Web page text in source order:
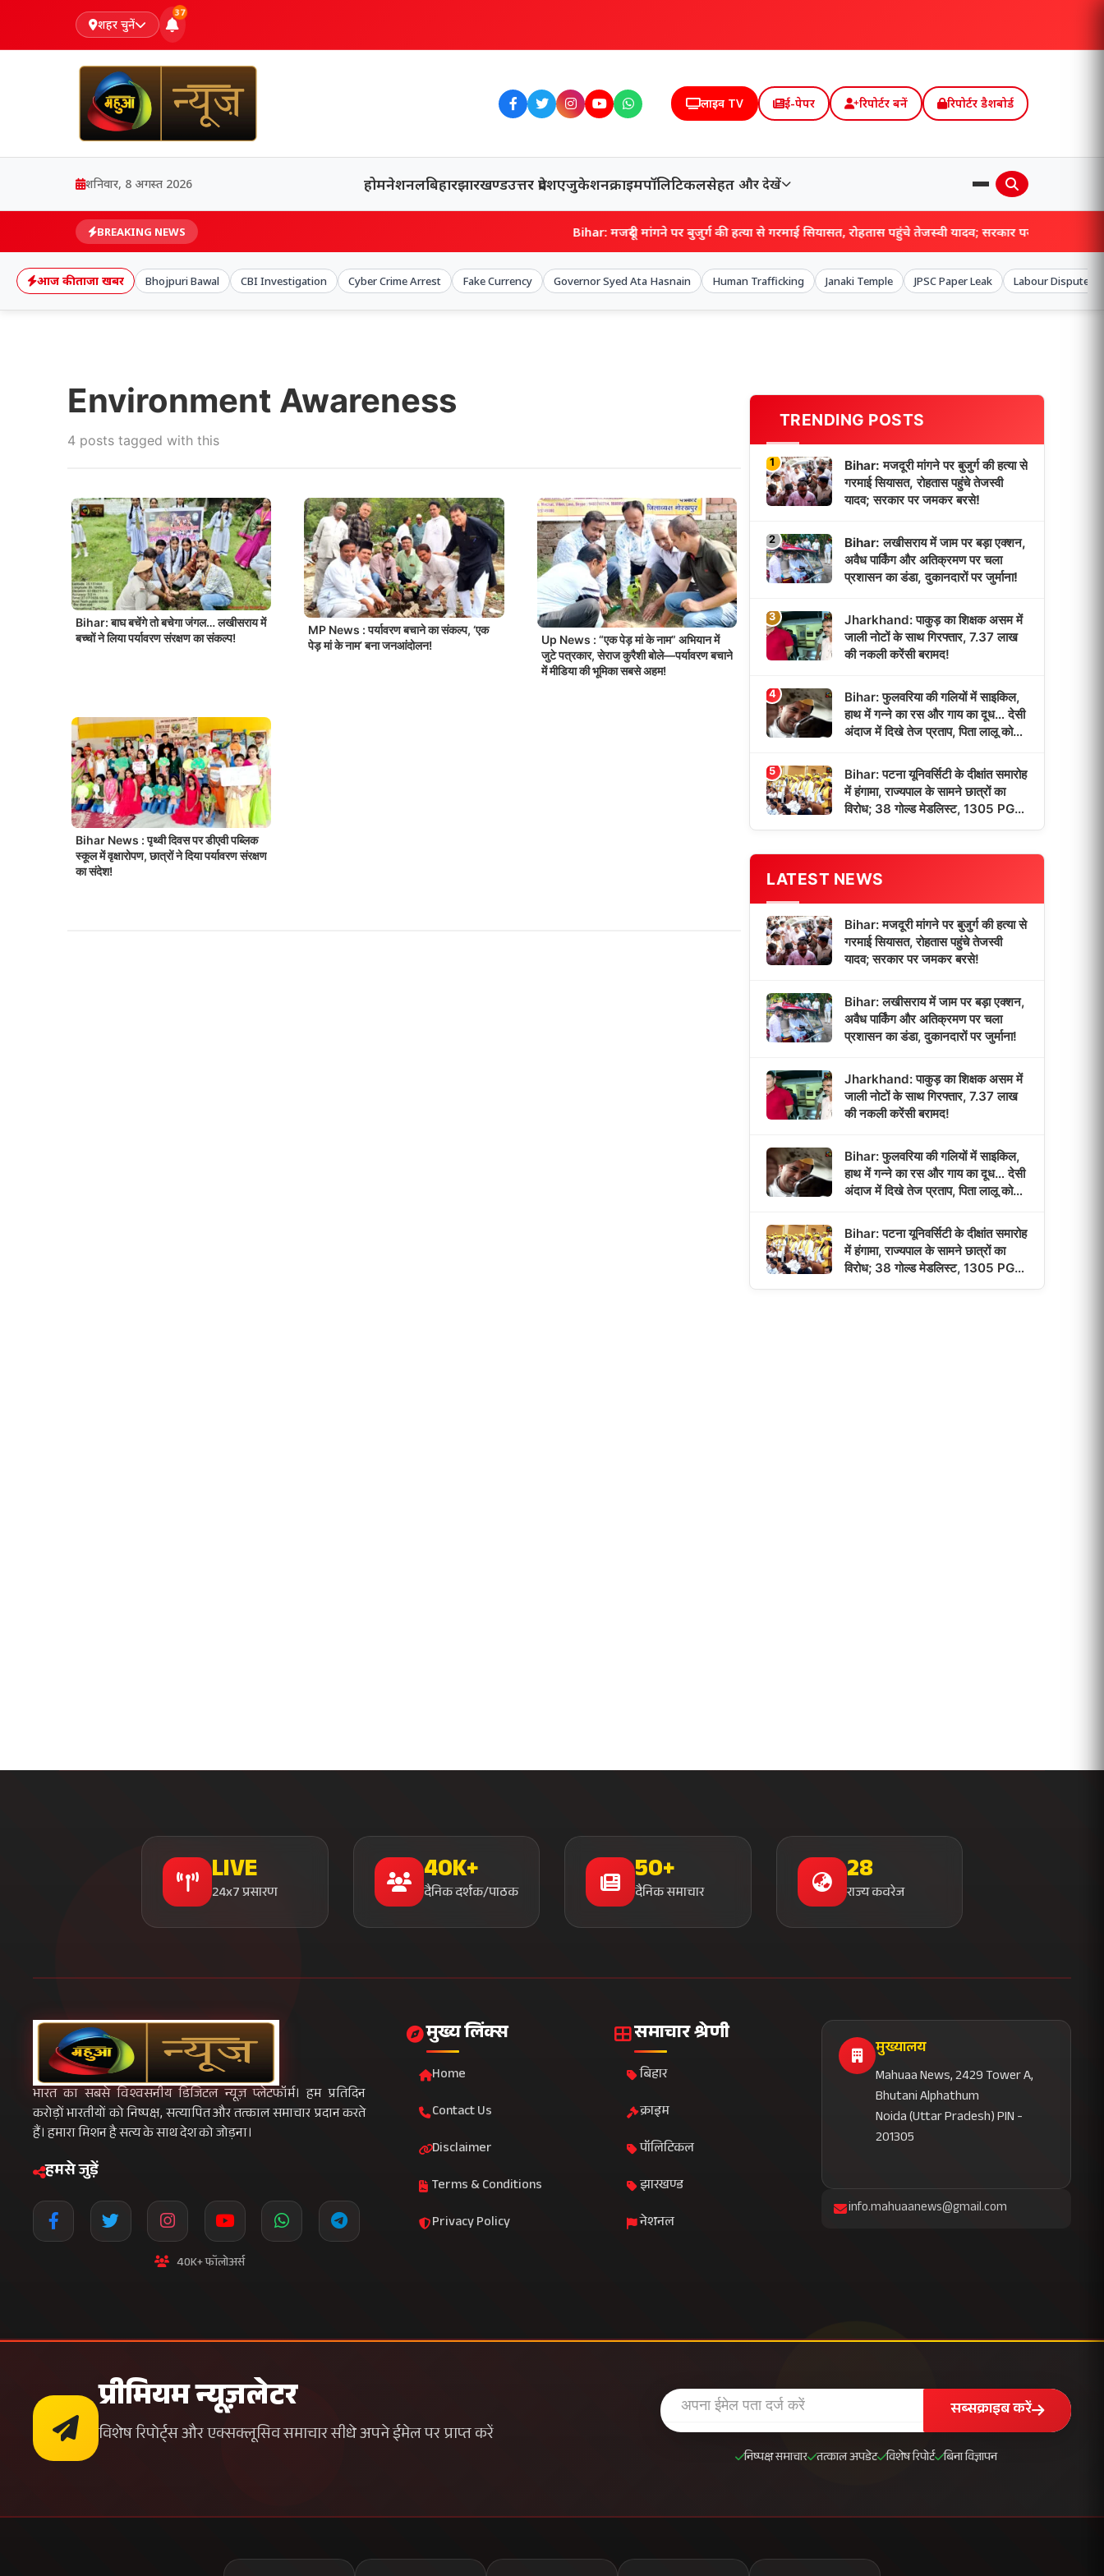
शहर चुनें
37
लाइव TV ई-पेपर रिपोर्टर बनें रिपोर्टर डैशबोर्ड
शनिवार, 8 अगस्त 2026 होमनेशनलबिहारझारखण्डउत्तर प्रदेशएजुकेशनक्राइमपॉलिटिकलसेहत और देखें
BREAKING NEWS Bihar: मजदूरी मांगने पर बुजुर्ग की हत्या से गरमाई सियासत, रोहतास पहुंचे तेजस्वी यादव; सरकार पर जमकर बरसे!
आज की ताजा खबर Bhojpuri Bawal CBI Investigation Cyber Crime Arrest Fake Currency Governor Syed Ata Hasnain Human Trafficking Janaki Temple JPSC Paper Leak Labour Dispute
Environment Awareness
4 posts tagged with this
Bihar: बाघ बचेंगे तो बचेगा जंगल… लखीसराय में
बच्चों ने लिया पर्यावरण संरक्षण का संकल्प!
MP News : पर्यावरण बचाने का संकल्प, ‘एक
पेड़ मां के नाम’ बना जनआंदोलन!
Up News : “एक पेड़ मां के नाम” अभियान में
जुटे पत्रकार, सेराज कुरैशी बोले—पर्यावरण बचाने
में मीडिया की भूमिका सबसे अहम!
Bihar News : पृथ्वी दिवस पर डीएवी पब्लिक
स्कूल में वृक्षारोपण, छात्रों ने दिया पर्यावरण संरक्षण
का संदेश!
TRENDING POSTS
1
Bihar: मजदूरी मांगने पर बुजुर्ग की हत्या से
गरमाई सियासत, रोहतास पहुंचे तेजस्वी
यादव; सरकार पर जमकर बरसे!
2
Bihar: लखीसराय में जाम पर बड़ा एक्शन,
अवैध पार्किंग और अतिक्रमण पर चला
प्रशासन का डंडा, दुकानदारों पर जुर्माना!
3
Jharkhand: पाकुड़ का शिक्षक असम में
जाली नोटों के साथ गिरफ्तार, 7.37 लाख
की नकली करेंसी बरामद!
4
Bihar: फुलवरिया की गलियों में साइकिल,
हाथ में गन्ने का रस और गाय का दूध… देसी
अंदाज में दिखे तेज प्रताप, पिता लालू को
5
Bihar: पटना यूनिवर्सिटी के दीक्षांत समारोह
में हंगामा, राज्यपाल के सामने छात्रों का
विरोध; 38 गोल्ड मेडलिस्ट, 1305 PG
छात्रों को मिली डिग्री!
LATEST NEWS
Bihar: मजदूरी मांगने पर बुजुर्ग की हत्या से
गरमाई सियासत, रोहतास पहुंचे तेजस्वी
यादव; सरकार पर जमकर बरसे!
Bihar: लखीसराय में जाम पर बड़ा एक्शन,
अवैध पार्किंग और अतिक्रमण पर चला
प्रशासन का डंडा, दुकानदारों पर जुर्माना!
Jharkhand: पाकुड़ का शिक्षक असम में
जाली नोटों के साथ गिरफ्तार, 7.37 लाख
की नकली करेंसी बरामद!
Bihar: फुलवरिया की गलियों में साइकिल,
हाथ में गन्ने का रस और गाय का दूध… देसी
अंदाज में दिखे तेज प्रताप, पिता लालू को
Bihar: पटना यूनिवर्सिटी के दीक्षांत समारोह
में हंगामा, राज्यपाल के सामने छात्रों का
विरोध; 38 गोल्ड मेडलिस्ट, 1305 PG
छात्रों को मिली डिग्री!
LIVE
24x7 प्रसारण
40K+
दैनिक दर्शक/पाठक
50+
दैनिक समाचार
28
राज्य कवरेज
भारत का सबसे विश्वसनीय डिजिटल न्यूज़ प्लेटफॉर्म। हम प्रतिदिन
करोड़ों भारतीयों को निष्पक्ष, सत्यापित और तत्काल समाचार प्रदान करते
हैं। हमारा मिशन है सत्य के साथ देश को जोड़ना।
हमसे जुड़ें
40K+ फॉलोअर्स
मुख्य लिंक्स
Home
Contact Us
Disclaimer
Terms & Conditions
Privacy Policy
समाचार श्रेणी
बिहार
क्राइम
पॉलिटिकल
झारखण्ड
नेशनल
मुख्यालय
Mahuaa News, 2429 Tower A,
Bhutani Alphathum
Noida (Uttar Pradesh) PIN -
201305
info.mahuaanews@gmail.com
प्रीमियम न्यूज़लेटर
विशेष रिपोर्ट्स और एक्सक्लूसिव समाचार सीधे अपने ईमेल पर प्राप्त करें
सब्सक्राइब करें
निष्पक्ष समाचार तत्काल अपडेट विशेष रिपोर्ट बिना विज्ञापन